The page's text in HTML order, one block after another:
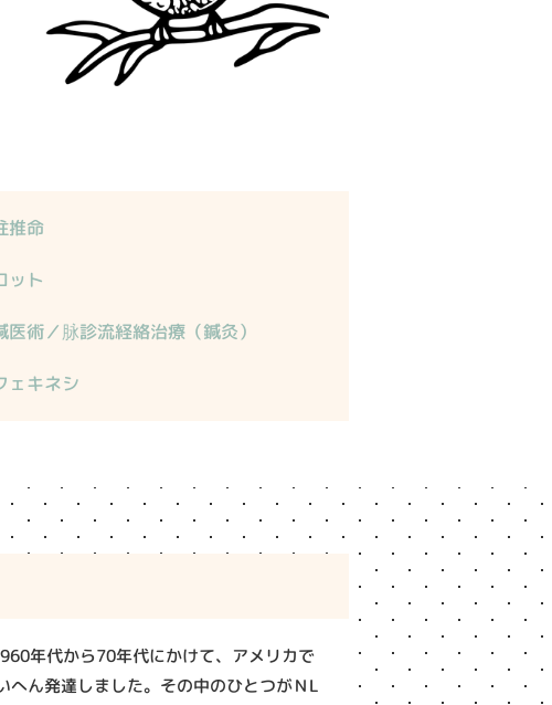
推命​
ット
医術／脉診流経絡治療（鍼灸）​
ェキネシ
年代から70年代にかけて、アメリカで
へん発達しました。その中のひとつがＮL